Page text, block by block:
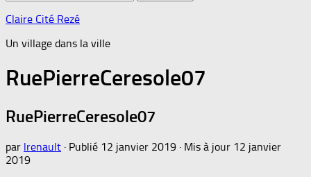
Claire Cité Rezé
Un village dans la ville
RuePierreCeresole07
RuePierreCeresole07
par lrenault · Publié 12 janvier 2019 · Mis à jour 12 janvier
2019